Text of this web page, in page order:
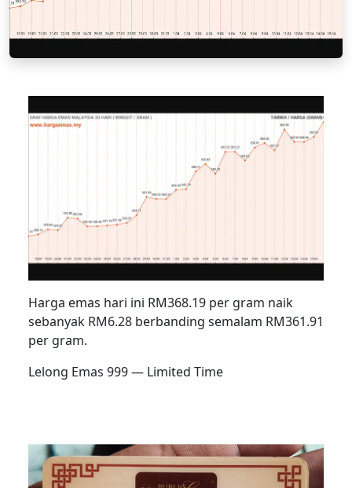
Harga emas hari ini RM368.19 per gram naik
sebanyak RM6.28 berbanding semalam RM361.91
per gram.
Lelong Emas 999 — Limited Time